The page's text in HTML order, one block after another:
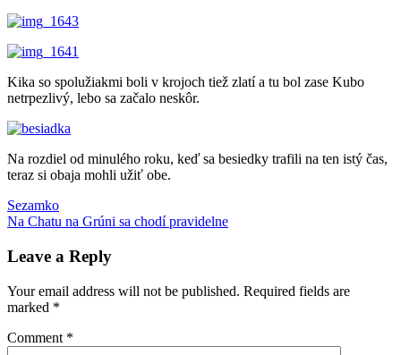
Kika so spolužiakmi boli v krojoch tiež zlatí a tu bol zase Kubo
netrpezlivý, lebo sa začalo neskôr.
Na rozdiel od minulého roku, keď sa besiedky trafili na ten istý čas,
teraz si obaja mohli užiť obe.
besiedkaKika
Post
navigation
Previous
Post:
Sezamko
Next
Na Chatu na Grúni sa chodí pravidelne
Leave a Reply
Your email address will not be published. Required fields are
marked *
Comment *